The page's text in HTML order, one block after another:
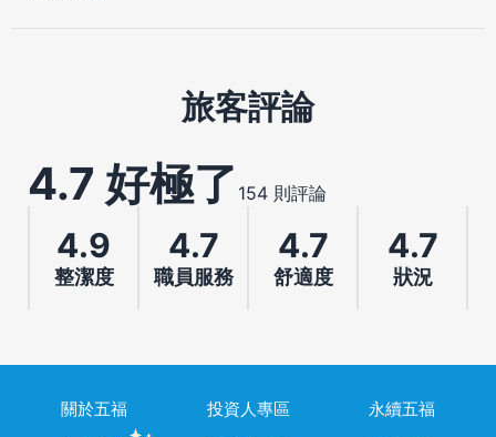
旅客評論
4.7 好極了 154 則評論
4.9
整潔度
4.7
職員服務
4.7
舒適度
4.7
狀況
關於五福 投資人專區
永續五福